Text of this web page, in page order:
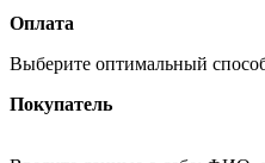
Оплата
Выберите оптимальный
Покупатель